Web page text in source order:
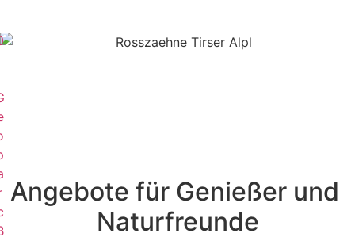
Angebote für Genießer und
Naturfreunde